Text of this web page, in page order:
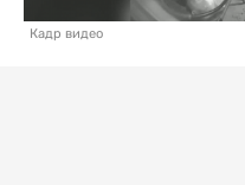
Кадр видео